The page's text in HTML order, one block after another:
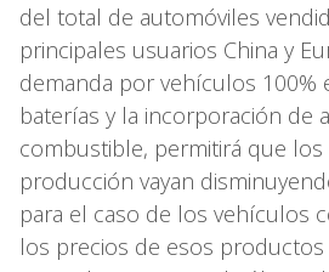
del total de automóviles
principales usuarios China y
demanda por vehículos 100%
baterías y la incorporación de
combustible, permitirá que
producción vayan
para el caso de los vehículos
los precios de esos